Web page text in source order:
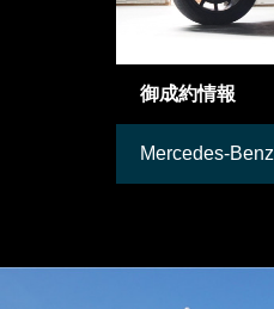
御成約車両
Mercedes-Benz